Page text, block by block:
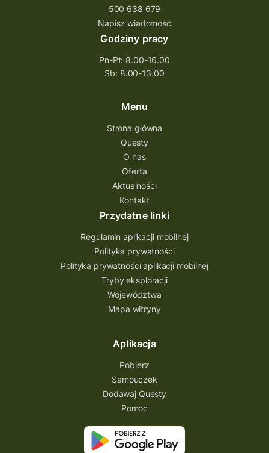
questingwyprawa po skarb
questingowy projekt współpracy
questing wielkopolska
Questing Przecławski
Questing Łódzkie
questing gry terenowe
Quest Świętokrzyskie
quest na szlaku Przygody
Quest Bolestraszyce
Quest Arboretum
Przecław Quest
projekt
Partnerstwo Questingu
Park Etnograficzny w Tokarni
Park Etnograficzny
natura
mazowieckie
Hutniczy Ostrowiec
gry terenowe
gry edukacyjne
akademia questingu
zydzi życzenia
500 638 679
Napisz wiadomość
Godziny pracy
Pn-Pt: 8.00-16.00
Sb: 8.00-13.00
Menu
Strona główna
Questy
O nas
Oferta
Aktualności
Kontakt
Przydatne linki
Regulamin aplikacji mobilnej
Polityka prywatności
Polityka prywatności aplikacji mobilnej
Tryby eksploracji
Województwa
Mapa witryny
Aplikacja
Pobierz
Samouczek
Dodawaj Questy
Pomoc